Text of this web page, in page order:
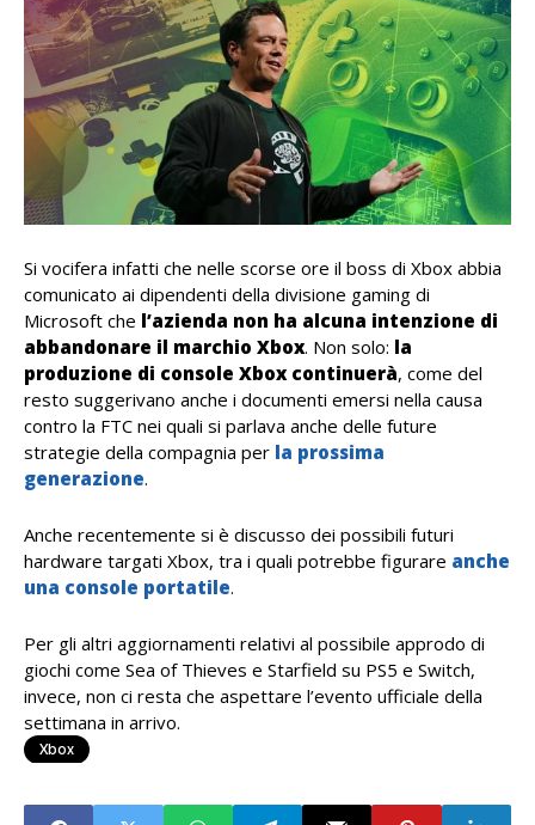
Si vocifera infatti che nelle scorse ore il boss di Xbox abbia
comunicato ai dipendenti della divisione gaming di
Microsoft che l’azienda non ha alcuna intenzione di
abbandonare il marchio Xbox. Non solo: la
produzione di console Xbox continuerà, come del
resto suggerivano anche i documenti emersi nella causa
contro la FTC nei quali si parlava anche delle future
strategie della compagnia per la prossima
generazione.
Anche recentemente si è discusso dei possibili futuri
hardware targati Xbox, tra i quali potrebbe figurare anche
una console portatile.
Per gli altri aggiornamenti relativi al possibile approdo di
giochi come Sea of Thieves e Starfield su PS5 e Switch,
invece, non ci resta che aspettare l’evento ufficiale della
settimana in arrivo.
Xbox